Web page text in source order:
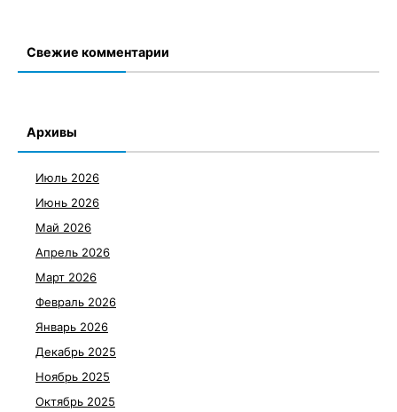
Свежие комментарии
Архивы
Июль 2026
Июнь 2026
Май 2026
Апрель 2026
Март 2026
Февраль 2026
Январь 2026
Декабрь 2025
Ноябрь 2025
Октябрь 2025